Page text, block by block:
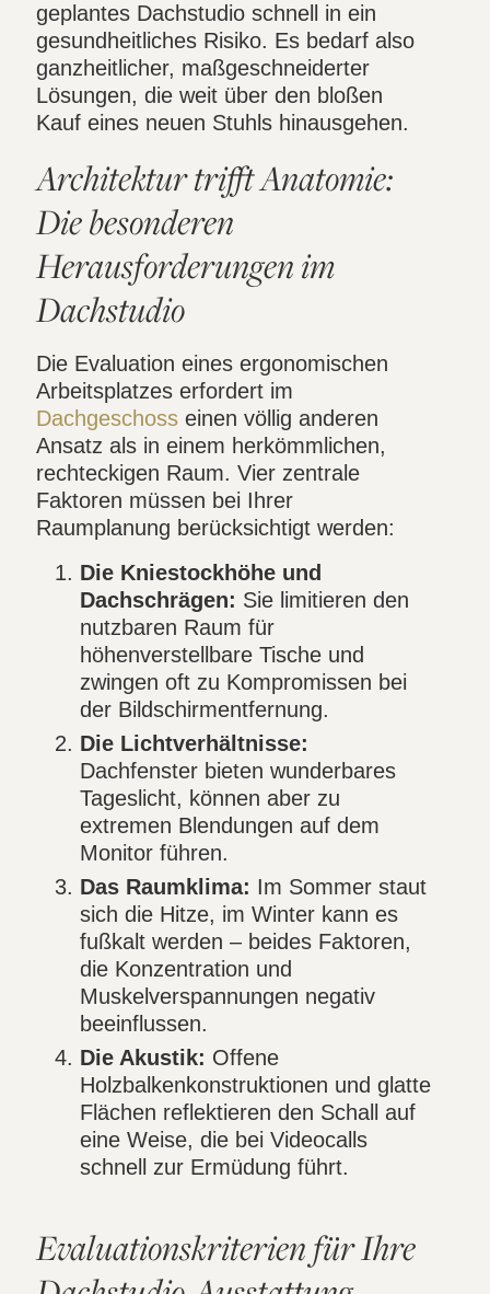
geplantes Dachstudio schnell in ein
gesundheitliches Risiko. Es bedarf also
ganzheitlicher, maßgeschneiderter
Lösungen, die weit über den bloßen
Kauf eines neuen Stuhls hinausgehen.
Architektur trifft Anatomie:
Die besonderen
Herausforderungen im
Dachstudio
Die Evaluation eines ergonomischen
Arbeitsplatzes erfordert im
Dachgeschoss einen völlig anderen
Ansatz als in einem herkömmlichen,
rechteckigen Raum. Vier zentrale
Faktoren müssen bei Ihrer
Raumplanung berücksichtigt werden:
Die Kniestockhöhe und
Dachschrägen: Sie limitieren den
nutzbaren Raum für
höhenverstellbare Tische und
zwingen oft zu Kompromissen bei
der Bildschirmentfernung.
Die Lichtverhältnisse:
Dachfenster bieten wunderbares
Tageslicht, können aber zu
extremen Blendungen auf dem
Monitor führen.
Das Raumklima: Im Sommer staut
sich die Hitze, im Winter kann es
fußkalt werden – beides Faktoren,
die Konzentration und
Muskelverspannungen negativ
beeinflussen.
Die Akustik: Offene
Holzbalkenkonstruktionen und glatte
Flächen reflektieren den Schall auf
eine Weise, die bei Videocalls
schnell zur Ermüdung führt.
Evaluationskriterien für Ihre